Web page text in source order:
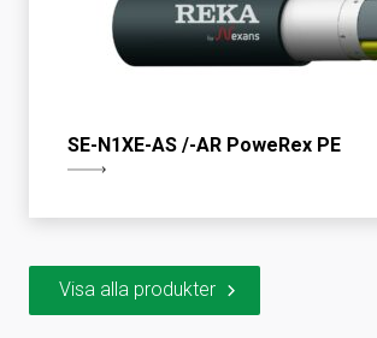
SE-N1XE-AS /-AR PoweRex PE
Visa alla produkter